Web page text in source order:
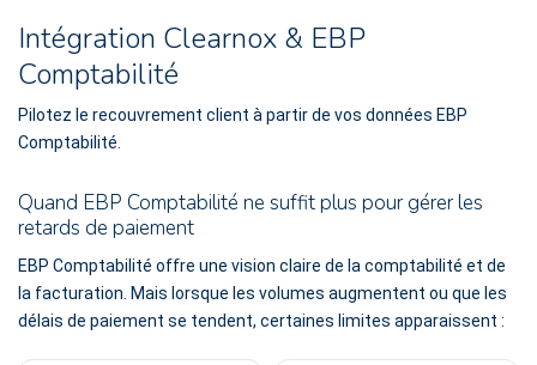
Intégration Clearnox & EBP
Comptabilité
Pilotez le recouvrement client à partir de vos données EBP
Comptabilité.
Quand EBP Comptabilité ne suffit plus pour gérer les
retards de paiement
EBP Comptabilité offre une vision claire de la comptabilité et de
la facturation. Mais lorsque les volumes augmentent ou que les
délais de paiement se tendent, certaines limites apparaissent :